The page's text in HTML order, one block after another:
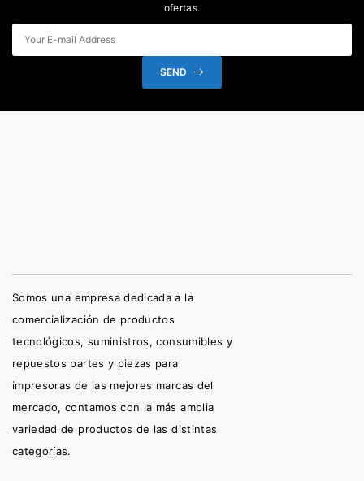
ofertas.
SEND
Somos una empresa dedicada a la
comercialización de productos
tecnológicos, suministros, consumibles y
repuestos partes y piezas para
impresoras de las mejores marcas del
mercado, contamos con la más amplia
variedad de productos de las distintas
categorías.